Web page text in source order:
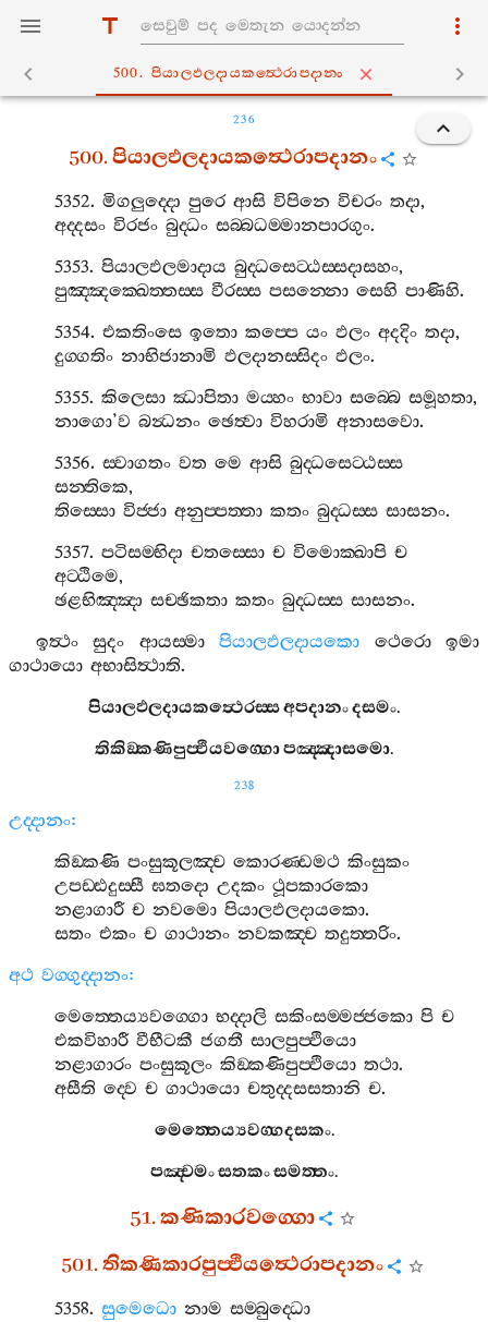
500. පියාලඵලදායකත්‍ථෙරාපදානං
236
500.පියාලඵලදායකත්‍ථෙරාපදානං
5352.මිගලුද‍්දො පුරෙ ආසි විපිනෙ විචරං තදා,
අද‍්දසං විරජං බුද‍්ධං සබ‍්බධම‍්මානපාරගුං.
5353.පියාලඵලමාදාය බුද‍්ධසෙට‍්ඨස‍්සදාසහං,
පුඤ‍්ඤක‍්ඛෙත‍්තස‍්ස වීරස‍්ස පසන‍්නො සෙහි පාණිහි.
5354.එකතිංසෙ ඉතො කප‍්පෙ යං ඵලං අදදිං තදා,
දුග‍්ගතිං නාභිජානාමි ඵලදානස‍්සිදං ඵලං.
5355.කිලෙසා ඣාපිතා මය‍්හං භාවා සබ‍්බෙ සමූහතා,
නාගො’ව බන්‍ධනං ඡෙත්‍වා විහරාමි අනාසවො.
5356.ස‍්වාගතං වත මෙ ආසි බුද‍්ධසෙට‍්ඨස‍්ස
සන‍්තිකෙ,
තිස‍්සො විජ‍්ජා අනුප‍්පත‍්තා කතං බුද‍්ධස‍්ස සාසනං.
5357.පටිසම‍්භිදා චතස‍්සො ච විමොක‍්ඛාපි ච
අට‍්ඨිමෙ,
ඡළභිඤ‍්ඤා සච‍්ඡිකතා කතං බුද‍්ධස‍්ස සාසනං.
ඉත්‍ථං
සුදං ආයස‍්මා පියාලඵලදායකො ථෙරො
ඉමා
ගාථායො අභාසිත්‍ථාති.
පියාලඵලදායකත්‍ථෙරස‍්සඅපදානංදසමං.
තිකිඞ‍්කණිපුප‍්ඵියවග‍්ගොපඤ‍්ඤාසමො.
238
උද‍්දානං:
කිඞ‍්කණි පංසුකූලඤ‍්ච කොරණ‍්ඩමථ කිංසුකං
උපඩ‍්ඪදුස‍්සී ඝතදො උදකං ථූපකාරකො
නළාගාරී ච නවමො පියාලඵලදායකො.
සතං එකං ච ගාථානං නවකඤ‍්ච තදුත‍්තරිං.
අථ වග‍්ගුද‍්දානං:
මෙත‍්තෙය්‍යවග‍්ගො භද‍්දාලි සකිංසම‍්මජ‍්ජකො පි ච
එකවිහාරී වීභීටකී ජගතී සාලපුප‍්ඵියො
නළාගාරං පංසුකූලං කිඞ‍්කණිපුප‍්ඵියො තථා.
අසීති ද‍්වෙ ච ගාථායො චතුද‍්දසසතානි ච.
මෙත‍්තෙය්‍යවග‍්ගදසකං.
පඤ‍්චමංසතකංසමත‍්තං.
51.කණිකාරවග‍්ගො
501.තිකණිකාරපුප‍්ඵියත්‍ථෙරාපදානං
5358.සුමෙධො නාම සම‍්බුද‍්ධො